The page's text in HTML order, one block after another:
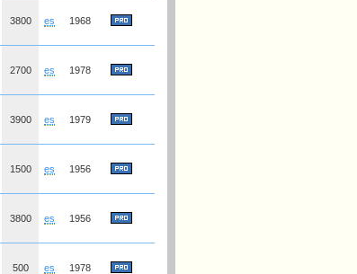
3800 es 1968
2700 es 1978
3900 es 1979
1500 es 1956
3800 es 1956
500 es 1978